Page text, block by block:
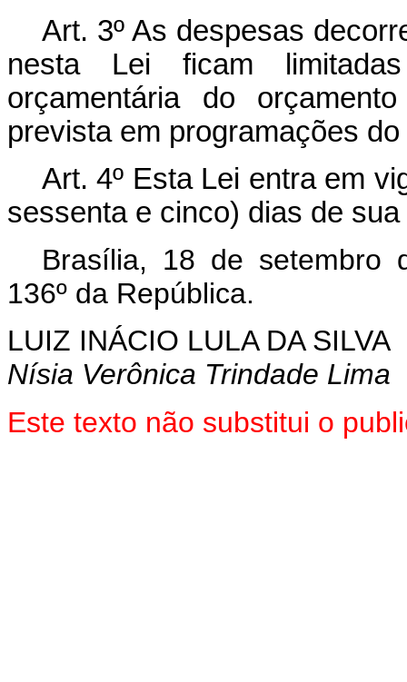
Art. 3º As despesas
nesta Lei ficam
orçamentária do
prevista em programações
Art. 4º Esta Lei entra em
sessenta e cinco) dias de
Brasília, 18 de setembro
136º da República.
LUIZ INÁCIO LULA DA SILVA
Nísia Verônica Trindade Lima
Este texto não substitui o